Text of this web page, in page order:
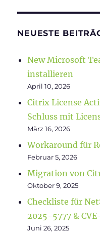
NEUESTE
New Microsoft
installieren
April 10, 2026
Citrix License
Schluss mit
März 16, 2026
Workaround für
Februar 5, 2026
Migration von
Oktober 9, 2025
Checkliste für
2025-5777 &
Juni 26, 2025